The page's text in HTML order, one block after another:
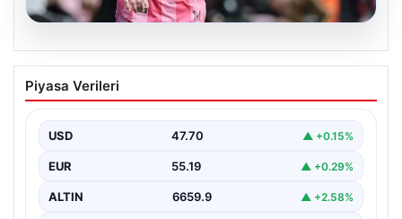
06.08.2026
Dünya Kupası sonrası da durmuyor!
Messi yapacağını yaptı
Piyasa Verileri
USD 47.70 ▲ +0.15%
EUR 55.19 ▲ +0.29%
ALTIN 6659.9 ▲ +2.58%